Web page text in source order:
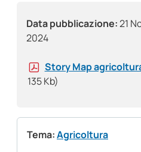
Data pubblicazione:21
2024
Story Map
135 Kb)
Tema:Agricoltura